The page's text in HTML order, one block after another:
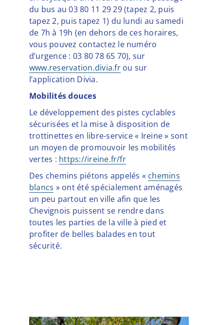
du bus au 03 80 11 29 29 (tapez 2, puis
tapez 2, puis tapez 1) du lundi au samedi
de 7h à 19h (en dehors de ces horaires,
vous pouvez contactez le numéro
d’urgence : 03 80 78 65 70), sur
www.reservation.divia.frou sur
l’application Divia.
Mobilités douces
Le développement des pistes cyclables
sécurisées et la mise à disposition de
trottinettes en libre-service « Ireine » sont
un moyen de promouvoir les mobilités
vertes : https://ireine.fr/fr
Des chemins piétons appelés « chemins
blancs » ont été spécialement aménagés
un peu partout en ville afin que les
Chevignois puissent se rendre dans
toutes les parties de la ville à pied et
profiter de belles balades en tout
sécurité.